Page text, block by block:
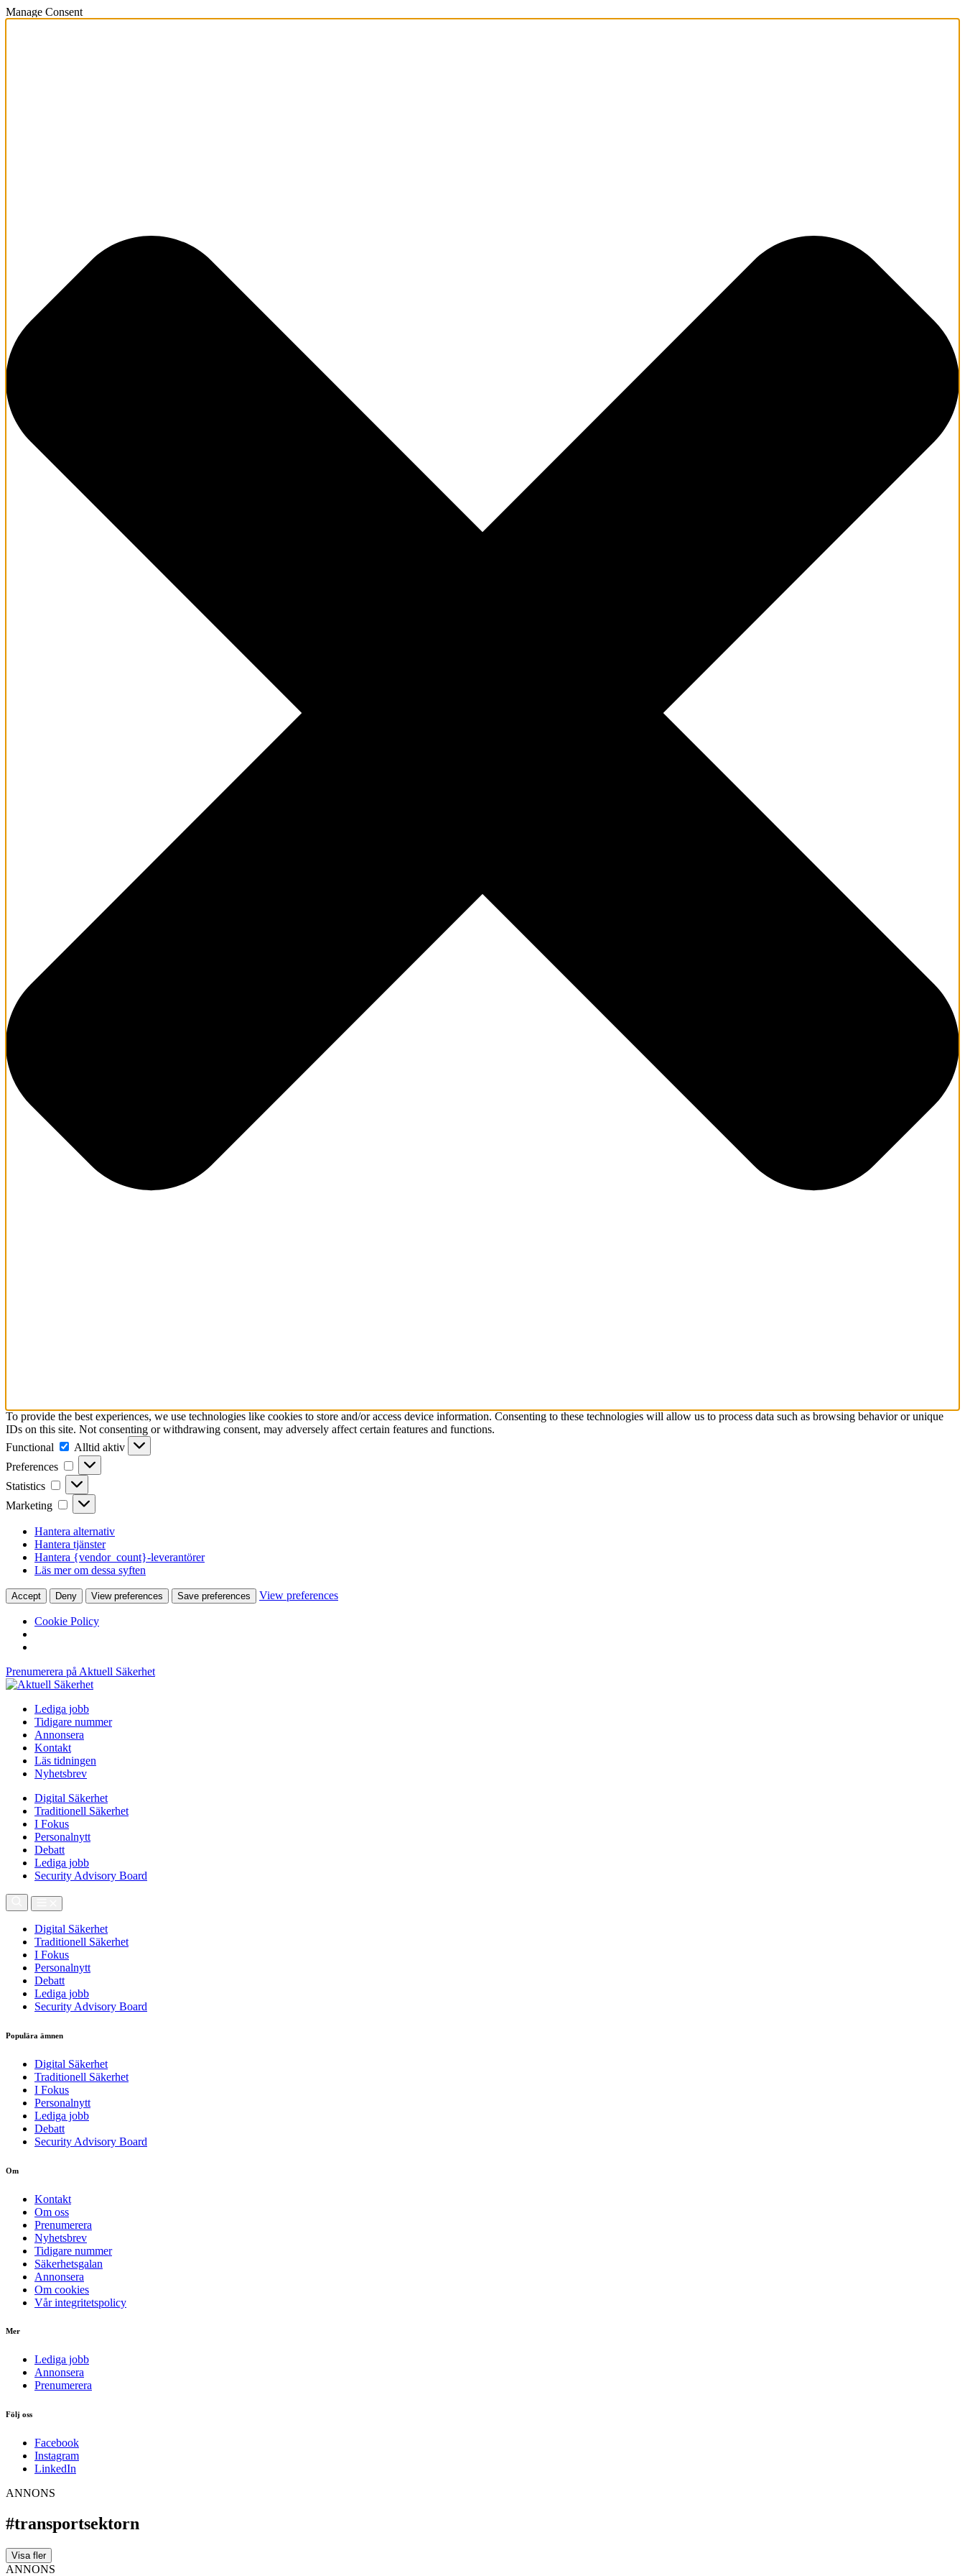
Manage Consent
To provide the best experiences, we use technologies like cookies to store and/or access device information. Consenting to these technologies will allow us to process data such as browsing behavior or unique
IDs on this site. Not consenting or withdrawing consent, may adversely affect certain features and functions.
Functional
Functional
Alltid aktiv
Preferences
Preferences
Statistics Statistics
Marketing Marketing
Hantera alternativ
Hantera tjänster
Hantera {vendor_count}-leverantörer
Läs mer om dessa syften
Accept Deny View preferences Save preferences View preferences
Cookie Policy
Prenumerera på Aktuell Säkerhet
Lediga jobb
Tidigare nummer
Annonsera
Kontakt
Läs tidningen
Nyhetsbrev
Digital Säkerhet
Traditionell Säkerhet
I Fokus
Personalnytt
Debatt
Lediga jobb
Security Advisory Board
Digital Säkerhet
Traditionell Säkerhet
I Fokus
Personalnytt
Debatt
Lediga jobb
Security Advisory Board
Populära ämnen
Digital Säkerhet
Traditionell Säkerhet
I Fokus
Personalnytt
Lediga jobb
Debatt
Security Advisory Board
Om
Kontakt
Om oss
Prenumerera
Nyhetsbrev
Tidigare nummer
Säkerhetsgalan
Annonsera
Om cookies
Vår integritetspolicy
Mer
Lediga jobb
Annonsera
Prenumerera
Följ oss
Facebook
Instagram
LinkedIn
ANNONS
#transportsektorn
Visa fler
ANNONS